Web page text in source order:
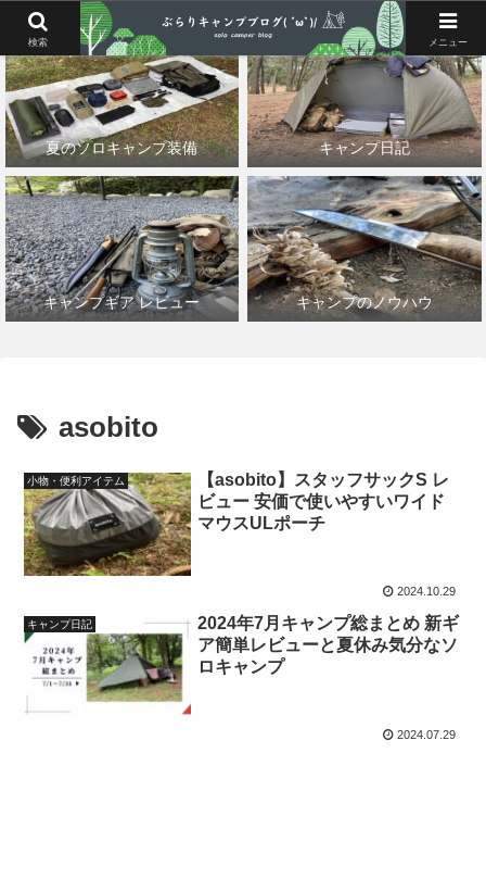
夏のソロキャンプ装備 キャンプ日記
キャンプギア レビュー キャンプのノウハウ
asobito
小物・便利アイテム
【asobito】スタッフサックS レ
ビュー 安価で使いやすいワイド
マウスULポーチ
2024.10.29
キャンプ日記
2024年7月キャンプ総まとめ 新ギ
ア簡単レビューと夏休み気分なソ
ロキャンプ
2024.07.29
検索 メニュー